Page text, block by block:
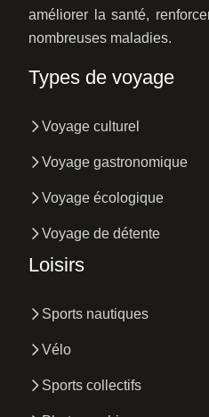
améliorer la santé,
nombreuses maladies.
Types de voyage
Voyage culturel
Voyage gastronomique
Voyage écologique
Voyage de détente
Loisirs
Sports nautiques
Vélo
Sports collectifs